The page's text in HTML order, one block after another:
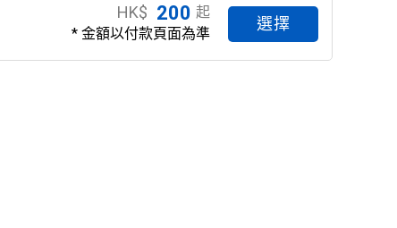
HK$ 200 起
* 金額以付款頁面為準
選擇